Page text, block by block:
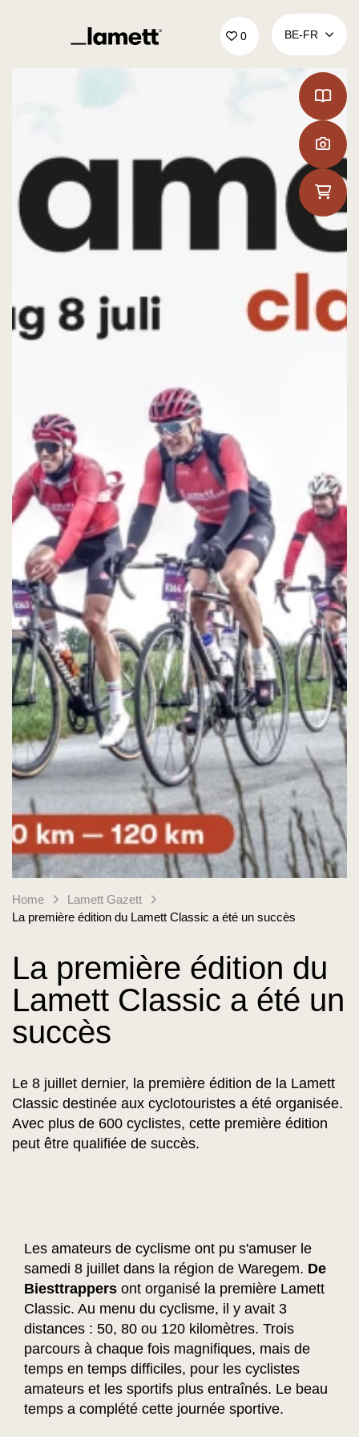
Retour à la page d'accueil 0 BE‑FR
Home
Lamett Gazett
La première édition du Lamett Classic a été un succès
La première édition du
Lamett Classic a été un
succès
Le 8 juillet dernier, la première édition de la Lamett
Classic destinée aux cyclotouristes a été organisée.
Avec plus de 600 cyclistes, cette première édition
peut être qualifiée de succès.
Les amateurs de cyclisme ont pu s'amuser le
samedi 8 juillet dans la région de Waregem. De
Biesttrappers ont organisé la première Lamett
Classic. Au menu du cyclisme, il y avait 3
distances : 50, 80 ou 120 kilomètres. Trois
parcours à chaque fois magnifiques, mais de
temps en temps difficiles, pour les cyclistes
amateurs et les sportifs plus entraînés. Le beau
temps a complété cette journée sportive.